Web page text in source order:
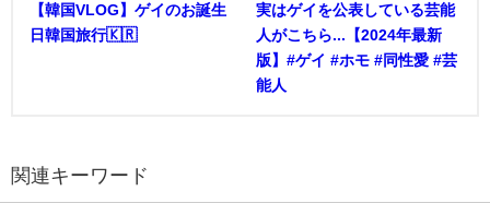
【韓国VLOG】ゲイのお誕生
日韓国旅行🇰🇷
実はゲイを公表している芸能
人がこちら...【2024年最新
版】#ゲイ #ホモ #同性愛 #芸
能人
関連キーワード